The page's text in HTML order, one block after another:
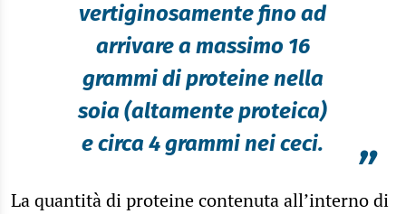
vertiginosamente fino ad
arrivare a massimo 16
grammi di proteine nella
soia (altamente proteica)
e circa 4 grammi nei ceci.
”
La quantità di proteine contenuta all’interno di